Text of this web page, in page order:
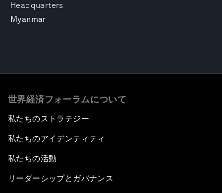
Headquarters
Myanmar
世界経済フォーラムについて
私たちのストラテジー
私たちのアイデンティティ
私たちの活動
リーダーシップとガバナンス